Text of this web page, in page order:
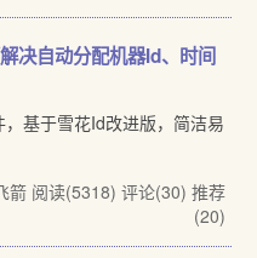
决自动分配机器Id、时间
基于雪花Id改进版，简洁易
箭 阅读(5318) 评论(30) 推荐
(20)